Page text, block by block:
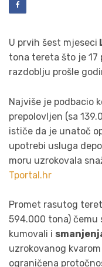
U prvih šest mjeseci
tona tereta što je 17
razdoblju prošle
Najviše je podbacio
prepolovljen (sa
ističe da je unatoč
upotrebi usluga
moru uzrokovala
Tportal.hr
Promet rasutog
594.000 tona) čemu
kumovali i
uzrokovanog
ograničena